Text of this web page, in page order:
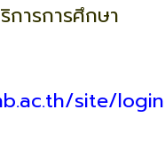
ารการศึกษา
site/login